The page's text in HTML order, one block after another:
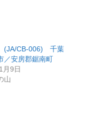
CB-006) 千葉
／安房郡鋸南町
月9日
山